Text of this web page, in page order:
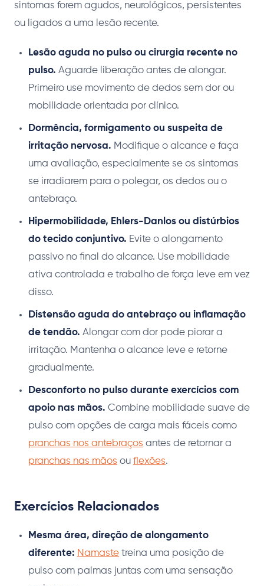
sintomas forem agudos, neurológicos, persistentes
ou ligados a uma lesão recente.
Lesão aguda no pulso ou cirurgia recente no
pulso. Aguarde liberação antes de alongar.
Primeiro use movimento de dedos sem dor ou
mobilidade orientada por clínico.
Dormência, formigamento ou suspeita de
irritação nervosa. Modifique o alcance e faça
uma avaliação, especialmente se os sintomas
se irradiarem para o polegar, os dedos ou o
antebraço.
Hipermobilidade, Ehlers-Danlos ou distúrbios
do tecido conjuntivo. Evite o alongamento
passivo no final do alcance. Use mobilidade
ativa controlada e trabalho de força leve em vez
disso.
Distensão aguda do antebraço ou inflamação
de tendão. Alongar com dor pode piorar a
irritação. Mantenha o alcance leve e retorne
gradualmente.
Desconforto no pulso durante exercícios com
apoio nas mãos. Combine mobilidade suave de
pulso com opções de carga mais fáceis como
pranchas nos antebraços antes de retornar a
pranchas nas mãos ou flexões.
Exercícios Relacionados
Mesma área, direção de alongamento
diferente: Namaste treina uma posição de
pulso com palmas juntas com uma sensação